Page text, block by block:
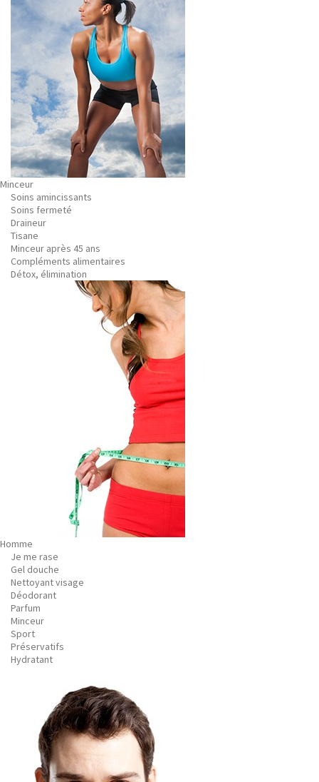
Minceur
Soins amincissants
Soins fermeté
Draineur
Tisane
Minceur après 45 ans
Compléments alimentaires
Détox, élimination
Homme
Je me rase
Gel douche
Nettoyant visage
Déodorant
Parfum
Minceur
Sport
Préservatifs
Hydratant